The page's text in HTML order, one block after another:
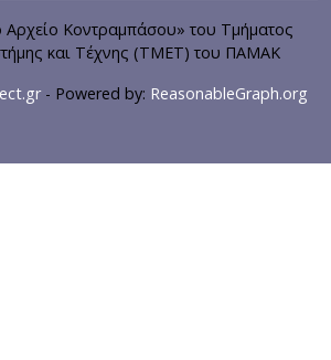
Κοντραμπάσου» του Τμήματος
και Τέχνης (ΤΜΕΤ) του ΠΑΜΑΚ
- Powered by: ReasonableGraph.org